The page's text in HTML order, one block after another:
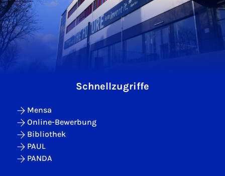
Schnellzugriffe
Mensa
Online-Bewerbung
Bibliothek
PAUL
PANDA